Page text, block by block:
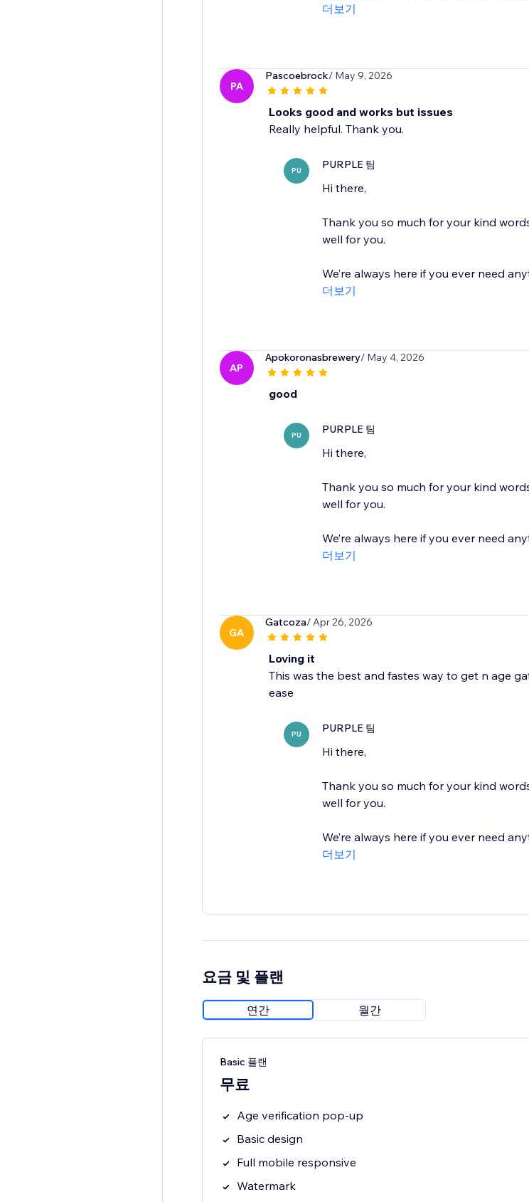
더보기
PA
Pascoebrock/ May 9, 2026
Looks good and works but issues
Really helpful. Thank you.
PU PURPLE 팀
Hi there,
Thank you so much for your kind
well for you.
We’re always here if you ever need
더보기
AP
Apokoronasbrewery/ May 4, 2026
good
PU PURPLE 팀
Hi there,
Thank you so much for your kind
well for you.
We’re always here if you ever need
더보기
GA
Gatcoza/ Apr 26, 2026
Loving it
This was the best and fastes way to get n age
ease
PU PURPLE 팀
Hi there,
Thank you so much for your kind
well for you.
We’re always here if you ever need
더보기
요금 및 플랜
연간 월간
Basic 플랜
무료
Age verification pop-up
Basic design
Full mobile responsive
Watermark